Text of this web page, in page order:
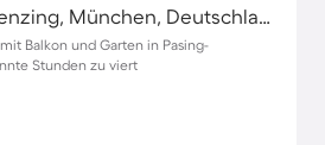
Pasing-Obermenzing, München, Deutschland
Balkon und Garten in Pasing-
Stunden zu viert